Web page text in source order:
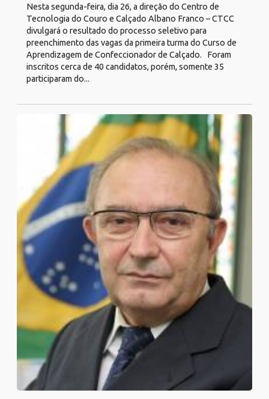
Nesta segunda-feira, dia 26, a direção do Centro de
Tecnologia do Couro e Calçado Albano Franco – CTCC
divulgará o resultado do processo seletivo para
preenchimento das vagas da primeira turma do Curso de
Aprendizagem de Confeccionador de Calçado. Foram
inscritos cerca de 40 candidatos, porém, somente 35
participaram do...